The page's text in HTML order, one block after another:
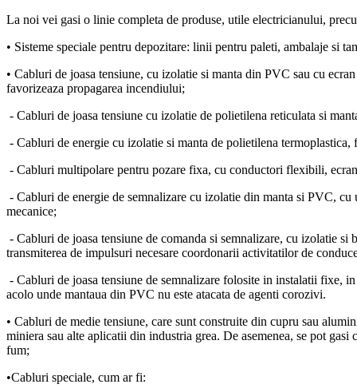
La noi vei gasi o linie completa de produse, utile electricianului,
• Sisteme speciale pentru depozitare: linii pentru paleti, ambalaje si
• Cabluri de joasa tensiune, cu izolatie si manta din PVC sau cu
favorizeaza propagarea incendiului;
- Cabluri de joasa tensiune cu izolatie de polietilena reticulata si
- Cabluri de energie cu izolatie si manta de polietilena termoplastica,
- Cabluri multipolare pentru pozare fixa, cu conductori flexibili,
- Cabluri de energie de semnalizare cu izolatie din manta si PVC,
mecanice;
- Cabluri de joasa tensiune de comanda si semnalizare, cu izolatie
transmiterea de impulsuri necesare coordonarii activitatilor de
- Cabluri de joasa tensiune de semnalizare folosite in instalatii fixe,
acolo unde mantaua din PVC nu este atacata de agenti corozivi.
• Cabluri de medie tensiune, care sunt construite din cupru sau
miniera sau alte aplicatii din industria grea. De asemenea, se pot
fum;
•Cabluri speciale, cum ar fi: